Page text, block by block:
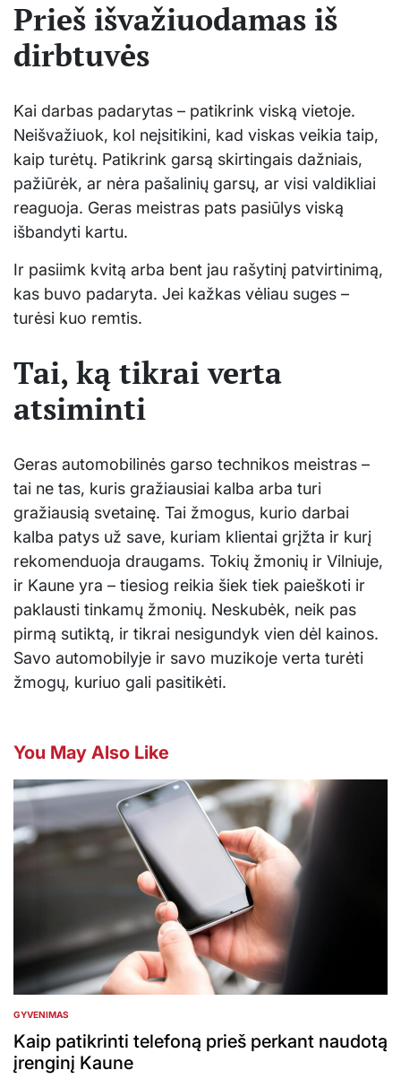
Prieš išvažiuodamas iš
dirbtuvės
Kai darbas padarytas – patikrink viską vietoje.
Neišvažiuok, kol neįsitikini, kad viskas veikia taip,
kaip turėtų. Patikrink garsą skirtingais dažniais,
pažiūrėk, ar nėra pašalinių garsų, ar visi valdikliai
reaguoja. Geras meistras pats pasiūlys viską
išbandyti kartu.
Ir pasiimk kvitą arba bent jau rašytinį patvirtinimą,
kas buvo padaryta. Jei kažkas vėliau suges –
turėsi kuo remtis.
Tai, ką tikrai verta
atsiminti
Geras automobilinės garso technikos meistras –
tai ne tas, kuris gražiausiai kalba arba turi
gražiausią svetainę. Tai žmogus, kurio darbai
kalba patys už save, kuriam klientai grįžta ir kurį
rekomenduoja draugams. Tokių žmonių ir Vilniuje,
ir Kaune yra – tiesiog reikia šiek tiek paieškoti ir
paklausti tinkamų žmonių. Neskubėk, neik pas
pirmą sutiktą, ir tikrai nesigundyk vien dėl kainos.
Savo automobilyje ir savo muzikoje verta turėti
žmogų, kuriuo gali pasitikėti.
You May Also Like
POSTED
IN
GYVENIMAS
Kaip patikrinti telefoną prieš perkant naudotą
įrenginį Kaune